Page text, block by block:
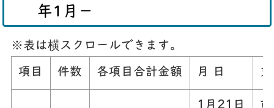
年1月－
※表は横スクロールできます。
項目 件数 各項目合計金額 月 日
1月21日